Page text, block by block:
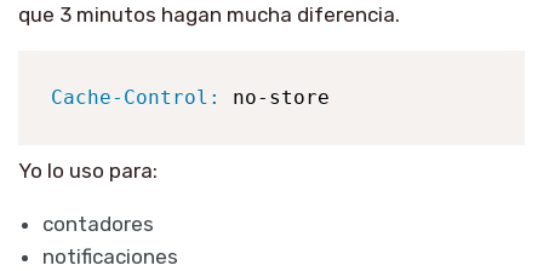
que 3 minutos hagan mucha diferencia.
Cache-Control: no-store
Yo lo uso para:
contadores
notificaciones